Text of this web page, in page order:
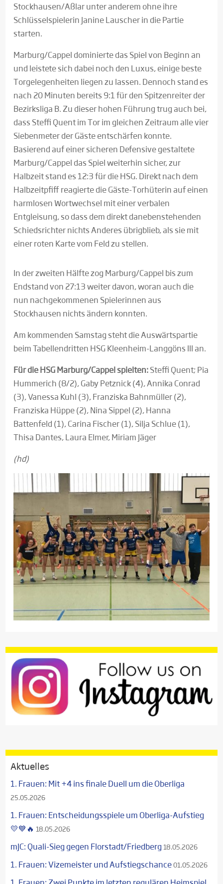
Stockhausen/Aßlar unter anderem ohne ihre
Schlüsselspielerin Janine Lauscher in die Partie
starten.
Marburg/Cappel dominierte das Spiel von Beginn an
und leistete sich dabei noch den Luxus, einige beste
Torgelegenheiten liegen zu lassen. Dennoch stand es
nach 20 Minuten bereits 9:1 für den Spitzenreiter der
Bezirksliga B. Zu dieser hohen Führung trug auch bei,
dass Steffi Quent im Tor im gleichen Zeitraum alle vier
Siebenmeter der Gäste entschärfen konnte.
Basierend auf einer sicheren Defensive gestaltete
Marburg/Cappel das Spiel weiterhin sicher, zur
Halbzeit stand es 12:3 für die HSG. Direkt nach dem
Halbzeitpfiff reagierte die Gäste-Torhüterin auf einen
harmlosen Wortwechsel mit einer verbalen
Entgleisung, so dass dem direkt danebenstehenden
Schiedsrichter nichts Anderes übrigblieb, als sie mit
einer roten Karte vom Feld zu stellen.
In der zweiten Hälfte zog Marburg/Cappel bis zum
Endstand von 27:13 weiter davon, woran auch die
nun nachgekommenen Spielerinnen aus
Stockhausen nichts ändern konnten.
Am kommenden Samstag steht die Auswärtspartie
beim Tabellendritten HSG Kleenheim-Langgöns III an.
Für die HSG Marburg/Cappel spielten:Steffi Quent; Pia
Hummerich (8/2), Gaby Petznick (4), Annika Conrad
(3), Vanessa Kuhl (3), Franziska Bahnmüller (2),
Franziska Hüppe (2), Nina Sippel (2), Hanna
Battenfeld (1), Carina Fischer (1), Silja Schlue (1),
Thisa Dantes, Laura Elmer, Miriam Jäger
(hd)
Aktuelles
1. Frauen: Mit +4 ins finale Duell um die Oberliga
25.05.2026
1. Frauen: Entscheidungsspiele um Oberliga-Aufstieg
💛💙🔥 18.05.2026
mJC: Quali-Sieg gegen Florstadt/Friedberg 18.05.2026
1. Frauen: Vizemeister und Aufstiegschance01.05.2026